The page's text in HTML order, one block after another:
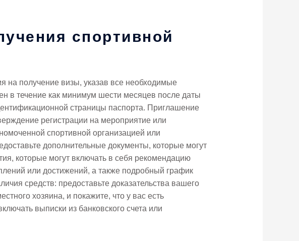
спортивной
на получение визы, указав все необходимые
в течение как минимум шести месяцев после даты
страницы паспорта. Приглашение
регистрации на мероприятие или
спортивной организацией или
дополнительные документы, которые могут
которые могут включать в себя рекомендацию
или достижений, а также подробный график
средств: предоставьте доказательства вашего
хозяина, и покажите, что у вас есть
выписки из банковского счета или